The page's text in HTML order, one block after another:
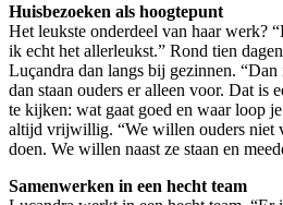
Huisbezoeken als hoogtepunt
Het leukste onderdeel van haar werk?
ik echt het allerleukst.” Rond tien
Luçandra dan langs bij gezinnen.
dan staan ouders er alleen voor. Dat is
te kijken: wat gaat goed en waar loop
altijd vrijwillig. “We willen ouders niet
doen. We willen naast ze staan en
Samenwerken in een hecht team